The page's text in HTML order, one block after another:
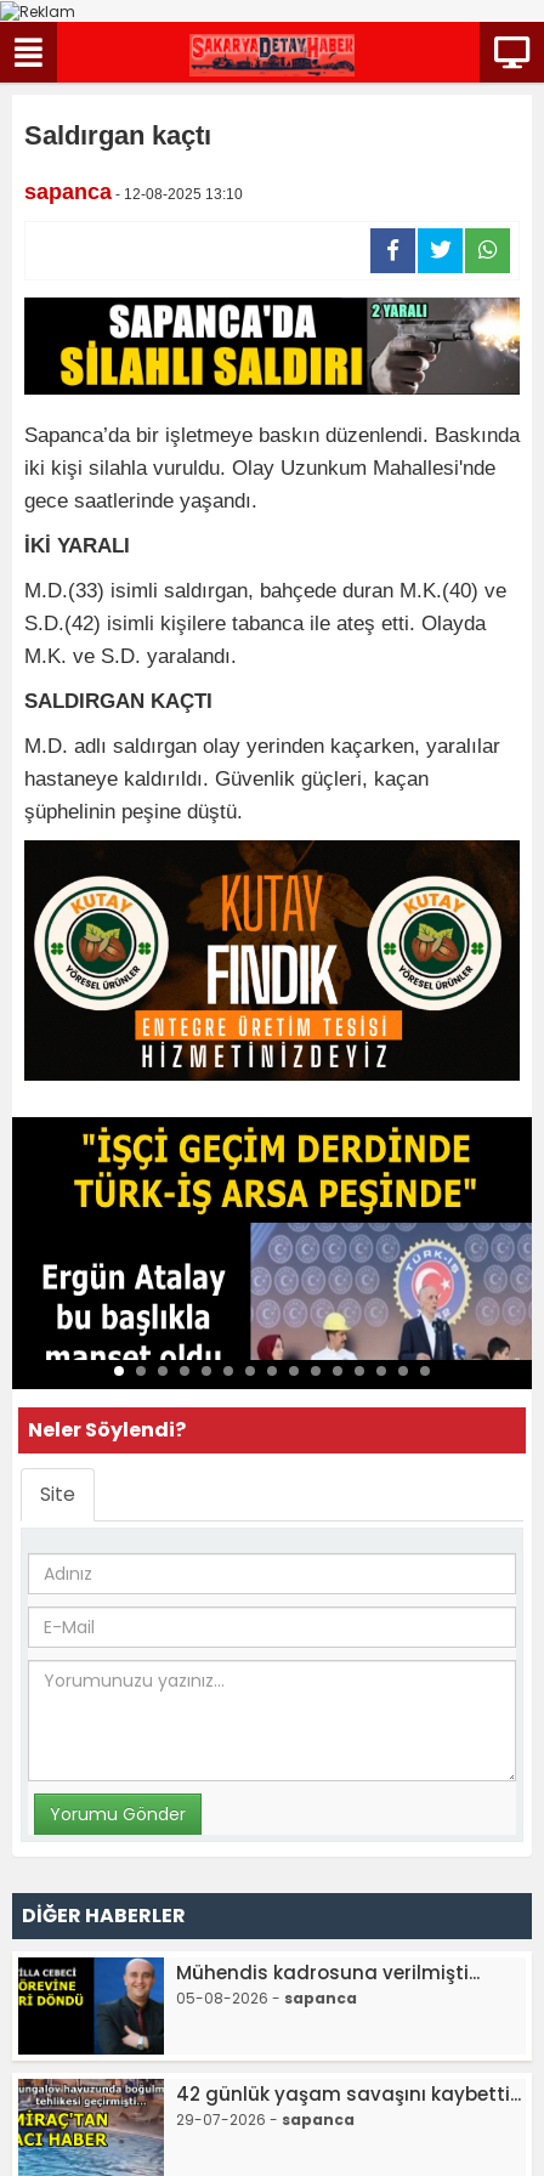
Saldırgan kaçtı
sapanca - 12-08-2025 13:10
Sapanca’da bir işletmeye baskın düzenlendi. Baskında
iki kişi silahla vuruldu. Olay Uzunkum Mahallesi'nde
gece saatlerinde yaşandı.
İKİ YARALI
M.D.(33) isimli saldırgan, bahçede duran M.K.(40) ve
S.D.(42) isimli kişilere tabanca ile ateş etti. Olayda
M.K. ve S.D. yaralandı.
SALDIRGAN KAÇTI
M.D. adlı saldırgan olay yerinden kaçarken, yaralılar
hastaneye kaldırıldı. Güvenlik güçleri, kaçan
şüphelinin peşine düştü.
Neler Söylendi?
Site
DİĞER HABERLER
Mühendis kadrosuna verilmişti...
05-08-2026 - sapanca
42 günlük yaşam savaşını kaybetti...
29-07-2026 - sapanca